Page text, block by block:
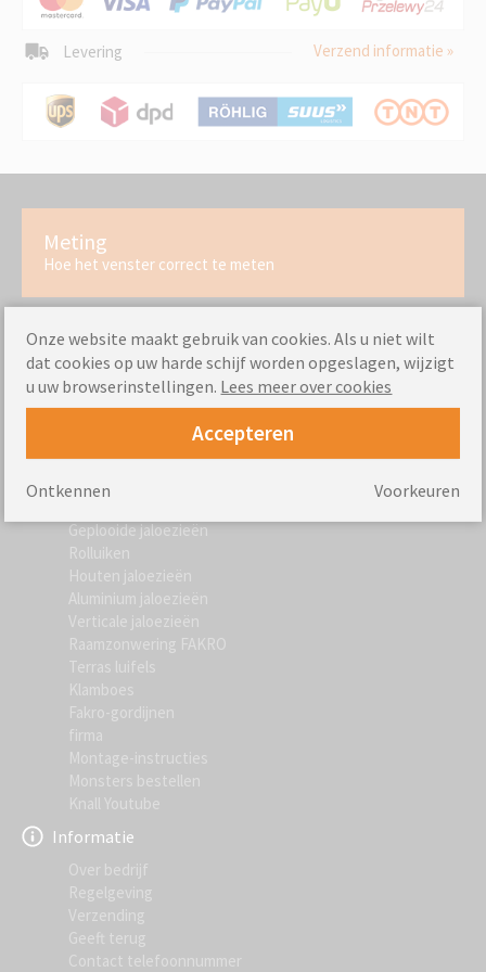
Levering Verzend informatie »
Meting
Hoe het venster correct te meten
Montage-instructies
Bekijk hoe eenvoudig het is om onze producten te
monteren
Meest bezochte
Geplooide jaloezieën
Rolluiken
Houten jaloezieën
Aluminium jaloezieën
Verticale jaloezieën
Raamzonwering FAKRO
Terras luifels
Klamboes
Fakro-gordijnen
firma
Montage-instructies
Monsters bestellen
Knall Youtube
Informatie
Over bedrijf
Regelgeving
Verzending
Geeft terug
Contact telefoonnummer
Onze website maakt gebruik van cookies. Als u niet wilt
dat cookies op uw harde schijf worden opgeslagen, wijzigt
u uw browserinstellingen. Lees meer over cookies
Accepteren
Voorkeuren
Ontkennen